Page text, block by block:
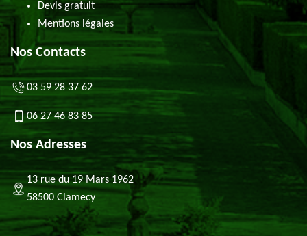
Devis gratuit
Mentions légales
Nos Contacts
03 59 28 37 62
06 27 46 83 85
Nos Adresses
13 rue du 19 Mars 1962
58500 Clamecy